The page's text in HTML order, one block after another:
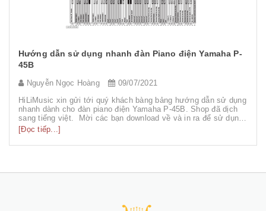
Admin
28/05/2020
người lần đầu mua guitar hoặc chưa biết nhiều về đàn guitar
[Đọc tiếp...]